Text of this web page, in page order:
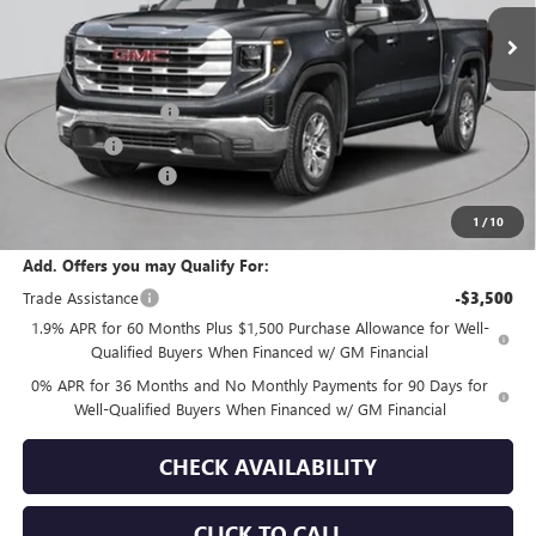
1 / 10
Less
MSRP: $71,360
Purchase Allowance -$1,750
Bonus Cash -$1,500
Documentation Fee +$175
Empire Price: $68,285
Add. Offers you may Qualify For:
Trade Assistance
-$3,500
1.9% APR for 60 Months Plus $1,500 Purchase Allowance for Well-
Qualified Buyers When Financed w/ GM Financial
0% APR for 36 Months and No Monthly Payments for 90 Days for
Well-Qualified Buyers When Financed w/ GM Financial
CHECK AVAILABILITY